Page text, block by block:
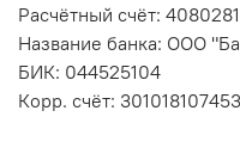
Расчётный счёт:
Название банка: ООО
БИК: 044525104
Корр. счёт: